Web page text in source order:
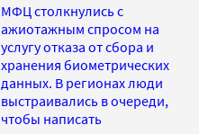
МФЦ столкнулись с
ажиотажным спросом на
услугу отказа от сбора и
хранения биометрических
данных. В регионах люди
выстраивались в очереди,
чтобы написать